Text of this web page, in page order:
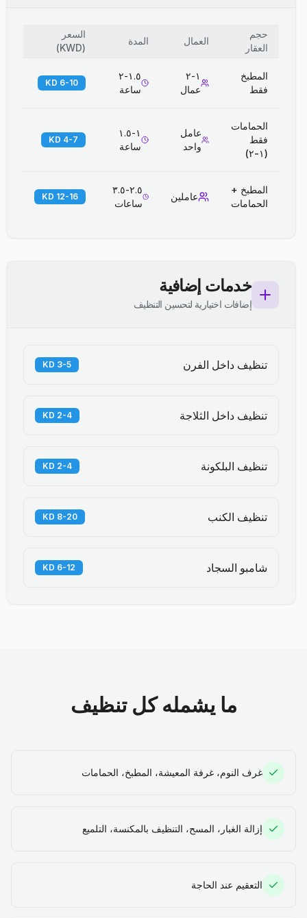
حجم
العقار
العمال المدة
السعر
(
KWD
)
المطبخ
فقط
١-٢
عمال
١.٥-٢
ساعة
6-10 KD
الحمامات
فقط
(١-٢)
عامل
واحد
١-١.٥
ساعة
4-7 KD
المطبخ +
الحمامات
عاملين
٢.٥-٣.٥
ساعات
12-16 KD
خدمات إضافية
إضافات اختيارية لتحسين التنظيف
تنظيف داخل الفرن 3-5 KD
تنظيف داخل الثلاجة 2-4 KD
تنظيف البلكونة 2-4 KD
تنظيف الكنب 8-20 KD
شامبو السجاد 6-12 KD
ما يشمله كل تنظيف
غرف النوم، غرفة المعيشة، المطبخ، الحمامات
إزالة الغبار، المسح، التنظيف بالمكنسة، التلميع
التعقيم عند الحاجة